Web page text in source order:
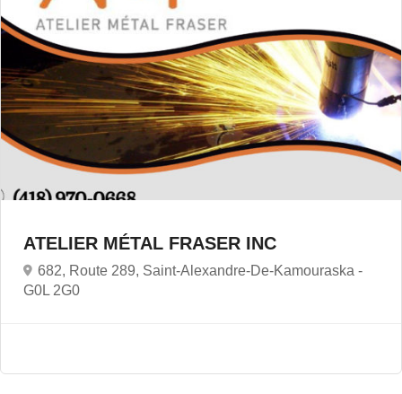
ATELIER MÉTAL FRASER INC
682, Route 289, Saint-Alexandre-De-Kamouraska -
G0L 2G0